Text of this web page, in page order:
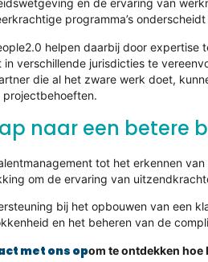
en de ervaring van
programma’s
helpen daarbij door
verschillende jurisdicties te
die al het zware werk doet,
naar een betere
tot het erkennen
om de ervaring van
bij het opbouwen van een
en het beheren van de
met ons opom te ontdekken